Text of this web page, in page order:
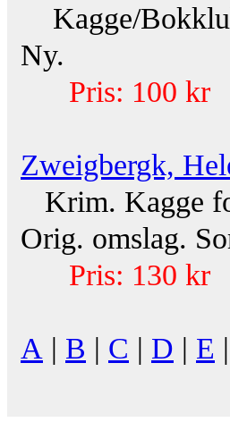
Kagge/
Ny.
Pris: 100 kr
Zweigbergk,
Krim. Kagge
Orig. omslag.
Pris: 130 kr
A | B | C | D | E |